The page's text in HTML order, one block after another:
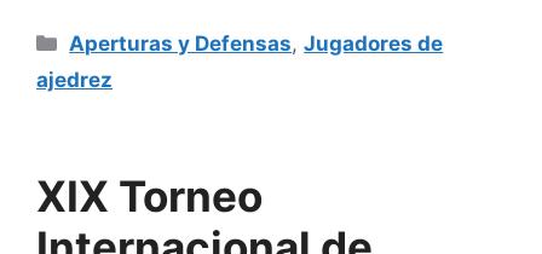
Categorías
Aperturas y Defensas,Jugadores de
ajedrez
XIX Torneo